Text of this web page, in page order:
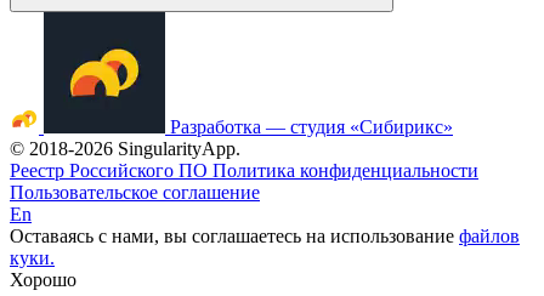
Разработка — студия «Сибирикс»
© 2018-2026 SingularityApp.
Реестр Российского ПО Политика конфиденциальности
Пользовательское соглашение
En
Оставаясь с нами, вы соглашаетесь на использование файлов
куки.
Хорошо